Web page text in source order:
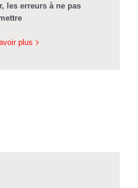
les erreurs à ne pas
plus